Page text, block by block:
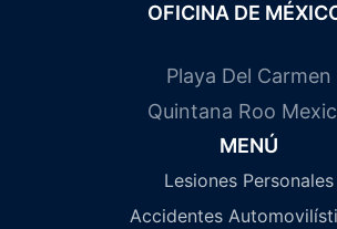
OFICINA DE
Playa Del Carmen
Quintana Roo
MENÚ
Lesiones Personales
Accidentes